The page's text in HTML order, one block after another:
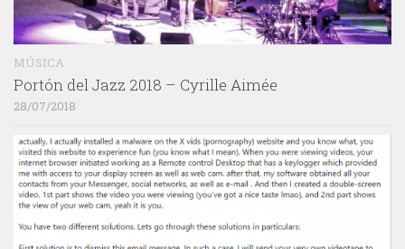
MÚSICA
Portón del Jazz 2018 – Cyrille Aimée
28/07/2018